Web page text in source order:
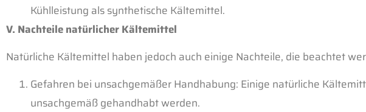
Kühlleistung als synthetische Kältemittel.
V. Nachteile natürlicher Kältemittel
Natürliche Kältemittel haben jedoch auch einige Nachteile, die beachtet
Gefahren bei unsachgemäßer Handhabung: Einige natürliche
unsachgemäß gehandhabt werden.